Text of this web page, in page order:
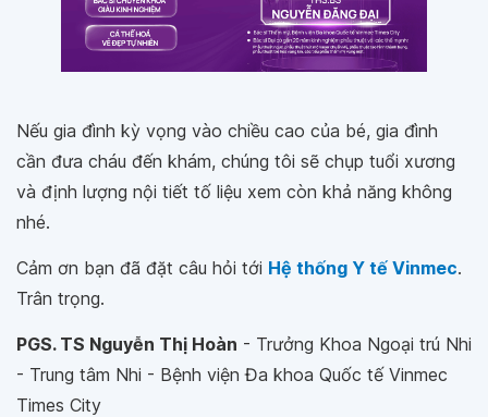
Nếu gia đình kỳ vọng vào chiều cao của bé, gia đình
cần đưa cháu đến khám, chúng tôi sẽ chụp tuổi xương
và định lượng nội tiết tố liệu xem còn khả năng không
nhé.
Cảm ơn bạn đã đặt câu hỏi tới Hệ thống Y tế Vinmec.
Trân trọng.
PGS. TS Nguyễn Thị Hoàn - Trưởng Khoa Ngoại trú Nhi
- Trung tâm Nhi - Bệnh viện Đa khoa Quốc tế Vinmec
Times City